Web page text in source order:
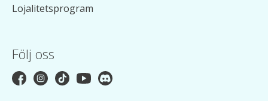
Lojalitetsprogram
Följ oss